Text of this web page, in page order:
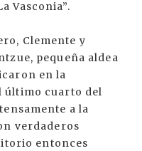
Vasconia”.
Clemente y
pequeña aldea
en la
último cuarto del
a la
verdaderos
entonces